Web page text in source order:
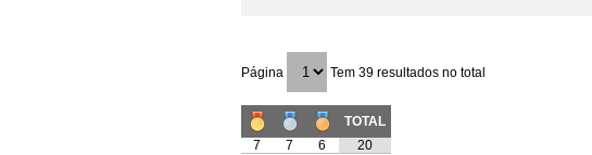
Página Tem 39 resultados no total
TOTAL
7
7 6 20